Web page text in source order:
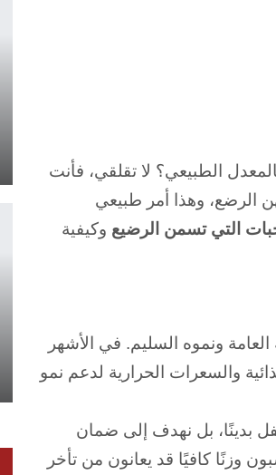
الطبيعي؟ لا تقلقي، فأنت
الرضع، وهذا أمر طبيعي
التي تسمن الرضيع وكيفية
ونموه السليم. في الأشهر
والسعرات الحرارية لدعم نمو
بدينًا، بل نهدف إلى ضمان
وزنًا كافيًا قد يعانون من تأخر